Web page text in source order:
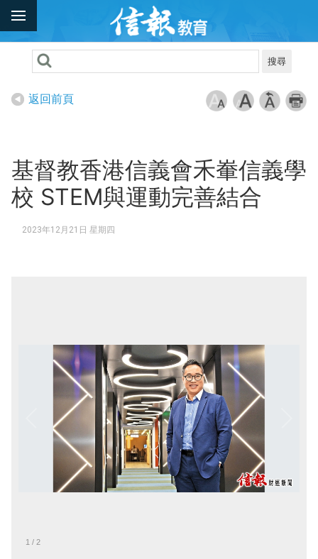
搜尋
返回前頁
基督教香港信義會禾輋信義學
校 STEM與運動完善結合
2023年12月21日 星期四
1 / 2